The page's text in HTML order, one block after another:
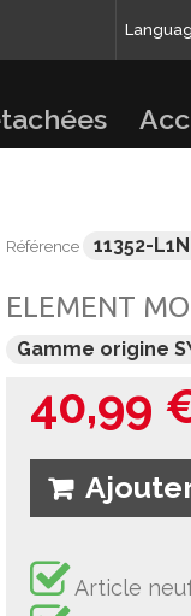
Référence 11352-
ELEMENT
Gamme origine
40,99
Article